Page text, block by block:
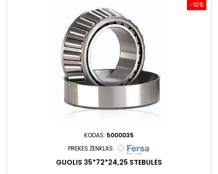
−10%
KODAS: 5000035
PREKĖS ŽENKLAS:
GUOLIS 35*72*24,25 STEBULĖS